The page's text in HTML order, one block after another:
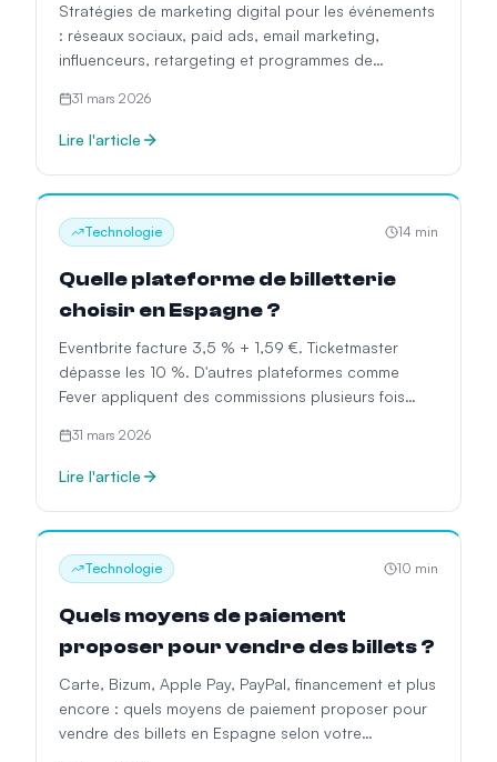
Stratégies de marketing digital pour les événements
: réseaux sociaux, paid ads, email marketing,
influenceurs, retargeting et programmes de
31 mars 2026
Lire l'article
Technologie 14 min
Quelle plateforme de billetterie
choisir en Espagne ?
Eventbrite facture 3,5 % + 1,59 €. Ticketmaster
dépasse les 10 %. D'autres plateformes comme
Fever appliquent des commissions plusieurs fois
6 plateformes de billetterie les plus utilisées en
Espagne pour que vous choisissiez sur la base de
31 mars 2026
Lire l'article
Technologie 10 min
Quels moyens de paiement
proposer pour vendre des billets ?
Carte, Bizum, Apple Pay, PayPal, financement et plus
encore : quels moyens de paiement proposer pour
vendre des billets en Espagne selon votre